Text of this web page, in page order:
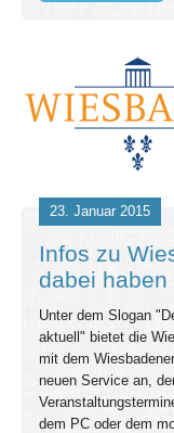
23. Januar 2015
Infos zu
dabei haben
Unter dem Slogan
aktuell" bietet die
mit dem
neuen Service an,
dem PC oder dem